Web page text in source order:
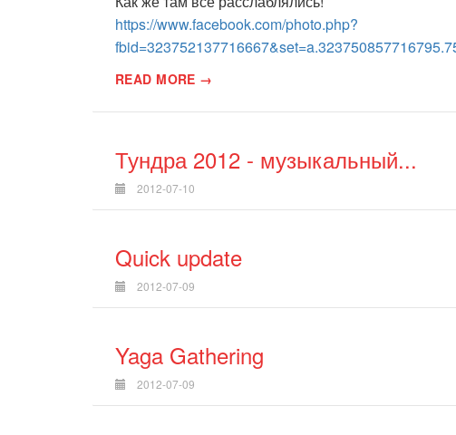
https://www.facebook.com/photo.php?
READ MORE →
Тундра 2012 - музыкальный...
2012-07-10
Quick update
2012-07-09
Yaga Gathering
2012-07-09